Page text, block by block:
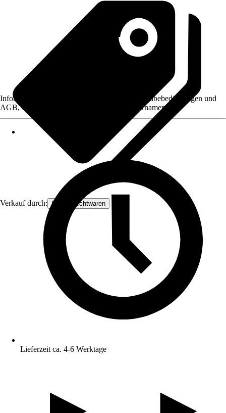
Verkauf durch: Frank Flechtwaren
Informationen des Verkäufers, wie z. B. Rückgabebedingungen und
AGB, finden Sie bei Klick auf den Verkäufernamen.
Lieferzeit ca. 4-6 Werktage